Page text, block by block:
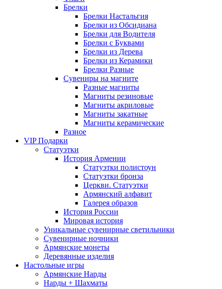
Брелки
Брелки Настальгия
Брелки из Обсидиана
Брелки для Водителя
Брелки с Буквами
Брелки из Дерева
Брелки из Керамики
Брелки Разные
Сувениры на магните
Разные магниты
Магниты резиновые
Магниты акриловые
Магниты закатные
Магниты керамические
Разное
VIP Подарки
Статуэтки
История Армении
Статуэтки полистоун
Статуэтки бронза
Церкви. Статуэтки
Армянский алфавит
Галерея образов
История России
Мировая история
Уникальные сувенирные светильники
Сувенирные ночники
Армянские монеты
Деревянные изделия
Настольные игры
Армянские Нарды
Нарды + Шахматы